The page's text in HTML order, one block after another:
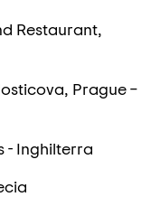
Restaurant,
Prague –
Inghilterra